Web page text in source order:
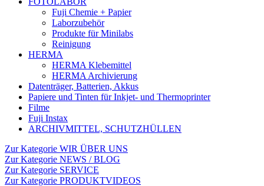
Fuji Chemie + Papier
Laborzubehör
Produkte für Minilabs
Reinigung
HERMA
HERMA Klebemittel
HERMA Archivierung
Datenträger, Batterien, Akkus
Papiere und Tinten für Inkjet- und Thermoprinter
Filme
Fuji Instax
ARCHIVMITTEL, SCHUTZHÜLLEN
Zur Kategorie WIR ÜBER UNS
Zur Kategorie NEWS / BLOG
Zur Kategorie SERVICE
Zur Kategorie PRODUKTVIDEOS